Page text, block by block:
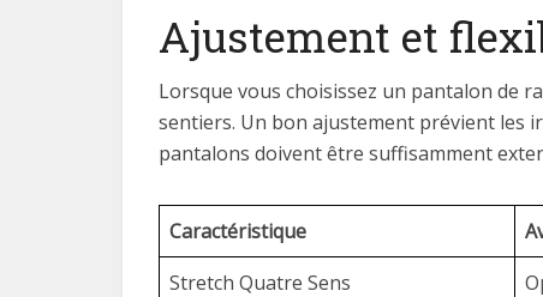
Ajustement et
Lorsque vous choisissez un pantalon de
sentiers. Un bon ajustement prévient les
pantalons doivent être suffisamment
Caractéristique
Stretch Quatre Sens